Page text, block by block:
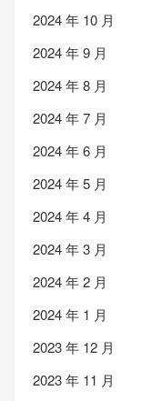
2024 年 10 月
2024 年 9 月
2024 年 8 月
2024 年 7 月
2024 年 6 月
2024 年 5 月
2024 年 4 月
2024 年 3 月
2024 年 2 月
2024 年 1 月
2023 年 12 月
2023 年 11 月